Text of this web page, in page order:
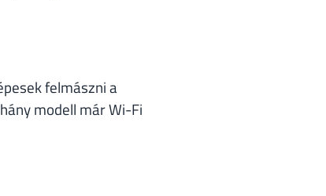
felmászni a
modell már Wi-Fi